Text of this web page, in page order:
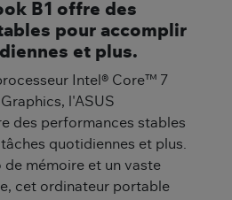
B1 offre des
pour accomplir
et plus.
Intel® Core™ 7
l'ASUS
des performances stables
quotidiennes et plus.
de mémoire et un vaste
cet ordinateur portable